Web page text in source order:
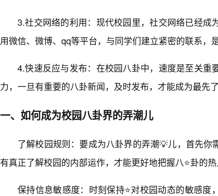
3.社交网络的利用：现代校园里，社交网络已经成
用微信、微博、qq等平台，与同学们建立紧密的联系，
4.快速反应与发布：在校园八卦中，速度是至关重
力，一旦有重要的八卦新闻，及时发布，才能成为最先
一、如何成为校园八卦界的弄潮儿
了解校园规则：要成为八卦界的弄潮💡儿，首先你
有真正了解校园的内部运作，才能更好地把握八⭐卦的
保持信息敏感度：时刻保持⭐对校园动态的敏感度